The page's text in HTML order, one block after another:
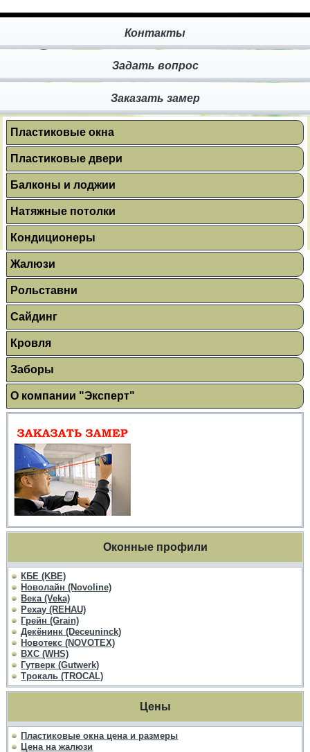
Контакты
Задать вопрос
Заказать замер
Пластиковые окна
Пластиковые двери
Балконы и лоджии
Натяжные потолки
Кондиционеры
Жалюзи
Рольставни
Сайдинг
Кровля
Заборы
О компании "Эксперт"
Оконные профили
КБЕ (KBE)
Новолайн (Novoline)
Века (Veka)
Рехау (REHAU)
Грейн (Grain)
Декёнинк (Deceuninck)
Новотекс (NOVOTEX)
ВХС (WHS)
Гутверк (Gutwerk)
Трокаль (TROCAL)
Цены
Пластиковые окна цена и размеры
Цена на жалюзи